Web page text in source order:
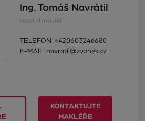
Ing. Tomáš Navrátil
realitní makléř
TELEFON: +420603246680
E-MAIL: navratil@zvonek.cz
KONTAKTUJTE
MAKLÉŘE